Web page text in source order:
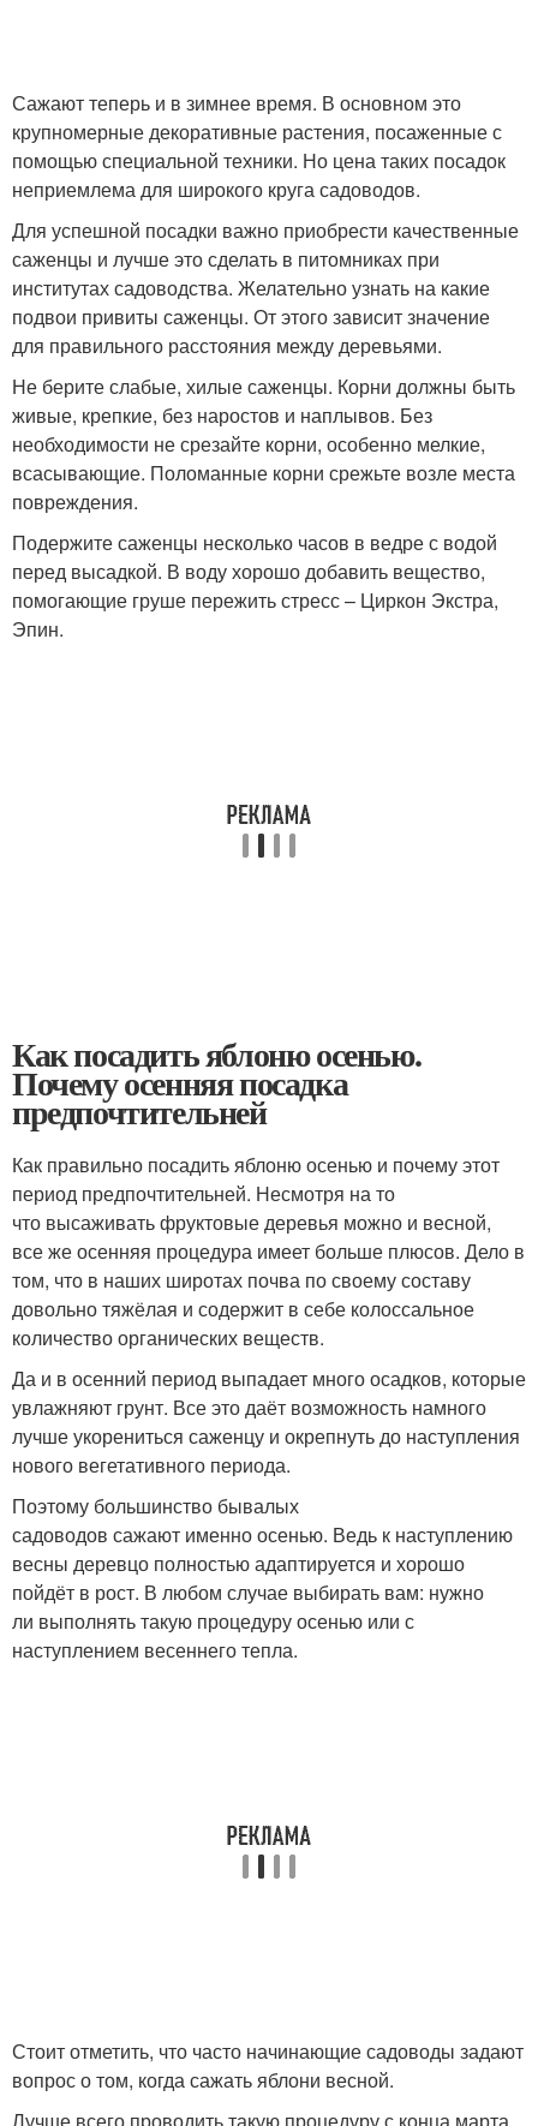
Сажают теперь и в зимнее время. В основном это
крупномерные декоративные растения, посаженные с
помощью специальной техники. Но цена таких посадок
неприемлема для широкого круга садоводов.
Для успешной посадки важно приобрести качественные
саженцы и лучше это сделать в питомниках при
институтах садоводства. Желательно узнать на какие
подвои привиты саженцы. От этого зависит значение
для правильного расстояния между деревьями.
Не берите слабые, хилые саженцы. Корни должны быть
живые, крепкие, без наростов и наплывов. Без
необходимости не срезайте корни, особенно мелкие,
всасывающие. Поломанные корни срежьте возле места
повреждения.
Подержите саженцы несколько часов в ведре с водой
перед высадкой. В воду хорошо добавить вещество,
помогающие груше пережить стресс – Циркон Экстра,
Эпин.
Как посадить яблоню осенью.
Почему осенняя посадка
предпочтительней
Как правильно посадить яблоню осенью и почему этот
период предпочтительней. Несмотря на то
что высаживать фруктовые деревья можно и весной,
все же осенняя процедура имеет больше плюсов. Дело в
том, что в наших широтах почва по своему составу
довольно тяжёлая и содержит в себе колоссальное
количество органических веществ.
Да и в осенний период выпадает много осадков, которые
увлажняют грунт. Все это даёт возможность намного
лучше укорениться саженцу и окрепнуть до наступления
нового вегетативного периода.
Поэтому большинство бывалых
садоводов сажают именно осенью. Ведь к наступлению
весны деревцо полностью адаптируется и хорошо
пойдёт в рост. В любом случае выбирать вам: нужно
ли выполнять такую процедуру осенью или с
наступлением весеннего тепла.
Стоит отметить, что часто начинающие садоводы задают
вопрос о том, когда сажать яблони весной.